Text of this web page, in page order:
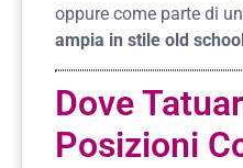
oppure come parte di
ampia in stile old
Dove
Posizioni